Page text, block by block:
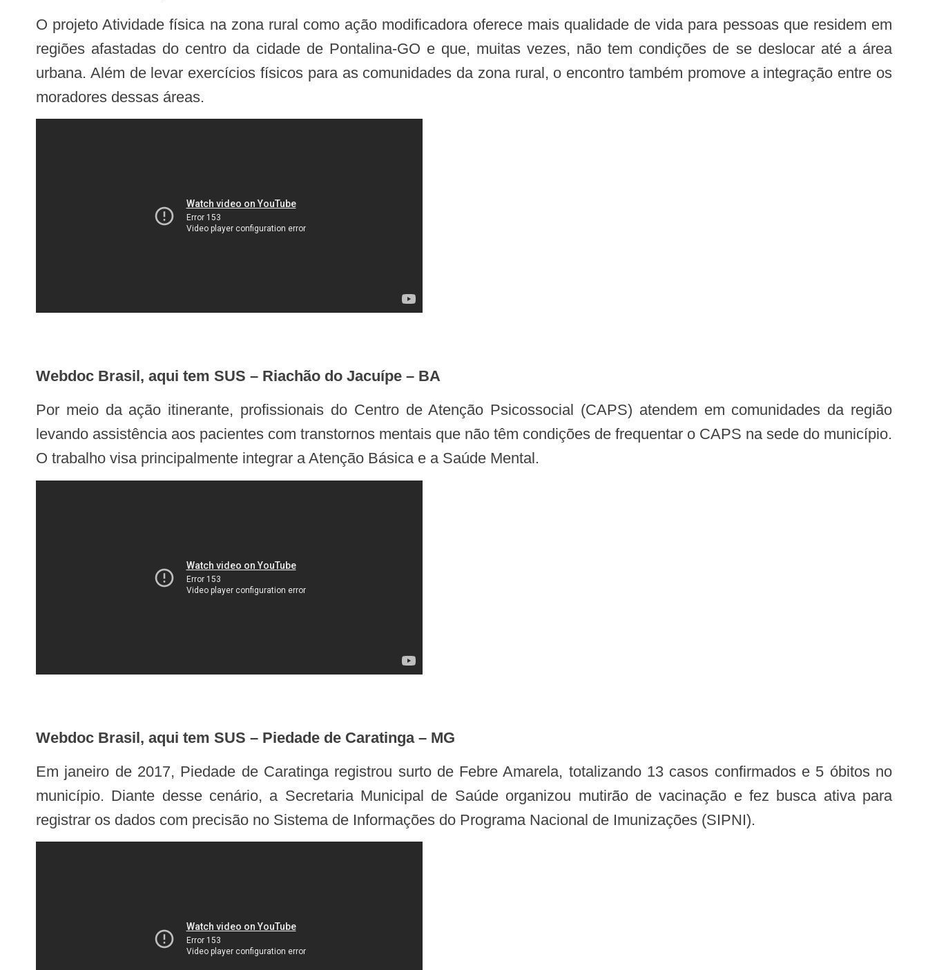
O projeto Atividade física na zona rural como ação modificadora oferece mais qualidade de vida para pessoas que residem em
regiões afastadas do centro da cidade de Pontalina-GO e que, muitas vezes, não tem condições de se deslocar até a área
urbana. Além de levar exercícios físicos para as comunidades da zona rural, o encontro também promove a integração entre os
moradores dessas áreas.
Webdoc Brasil, aqui tem SUS – Riachão do Jacuípe – BA
Por meio da ação itinerante, profissionais do Centro de Atenção Psicossocial (CAPS) atendem em comunidades da região
levando assistência aos pacientes com transtornos mentais que não têm condições de frequentar o CAPS na sede do município.
O trabalho visa principalmente integrar a Atenção Básica e a Saúde Mental.
Webdoc Brasil, aqui tem SUS – Piedade de Caratinga – MG
Em janeiro de 2017, Piedade de Caratinga registrou surto de Febre Amarela, totalizando 13 casos confirmados e 5 óbitos no
município. Diante desse cenário, a Secretaria Municipal de Saúde organizou mutirão de vacinação e fez busca ativa para
registrar os dados com precisão no Sistema de Informações do Programa Nacional de Imunizações (SIPNI).